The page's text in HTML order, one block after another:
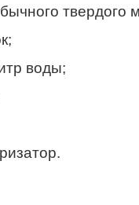
твердого
воды;